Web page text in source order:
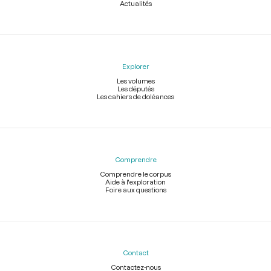
Actualités
Explorer
Les volumes
Les députés
Les cahiers de doléances
Comprendre
Comprendre le corpus
Aide à l'exploration
Foire aux questions
Contact
Contactez-nous